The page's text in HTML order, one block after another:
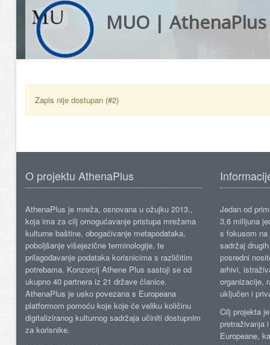
MUO | AthenaPlus
Zapis nije dostupan (#2)
O projektu AthenaPlus
AthenaPlus je mreža, osnovana u ožujku 2013.,
koja ima za cilj omogućavanje pristupa mrežama
kulturne baštine, obogaćivanje metapodataka,
poboljšanje višejezične terminologije, te
prilagođavanje podataka korisnicima s različitim
potrebama. Konzorcij Athene Plus sastoji se od
ukupno 40 partnera iz 21 države članice.
AthenaPlus je usko povezana s Europeana
platformom pomoću koje koje će veliku količinu
digitaliziranog kulturnog sadržaja učiniti dostupnim
za korisnike.
Jedan od
3,6 milijuna
s fokusom
sadržaj
posredni
arhivi,
organizacije,
uključen i
Cilj projekta
pretraživanja
Europeane,